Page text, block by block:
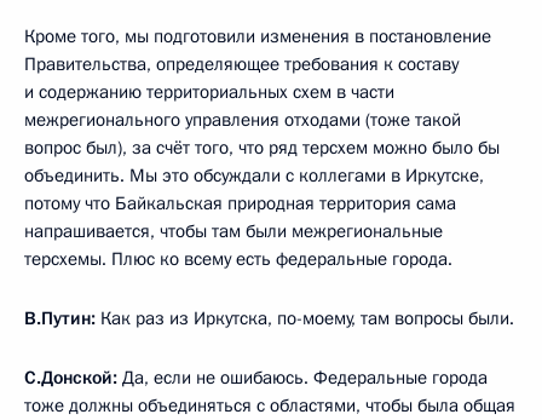
Кроме того, мы подготовили изменения в постановление
Правительства, определяющее требования к составу
и содержанию территориальных схем в части
межрегионального управления отходами (тоже такой
вопрос был), за счёт того, что ряд терсхем можно было бы
объединить. Мы это обсуждали с коллегами в Иркутске,
потому что Байкальская природная территория сама
напрашивается, чтобы там были межрегиональные
терсхемы. Плюс ко всему есть федеральные города.
В.Путин: Как раз из Иркутска, по-моему, там вопросы были.
С.Донской: Да, если не ошибаюсь. Федеральные города
тоже должны объединяться с областями, чтобы была общая